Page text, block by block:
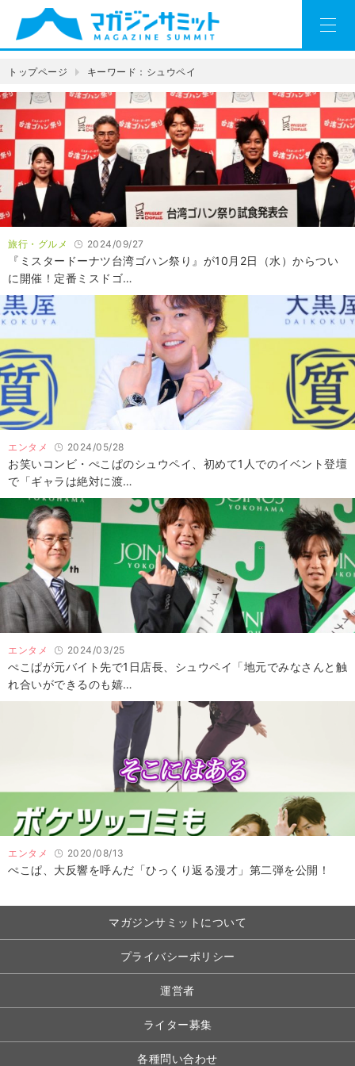
トップページ キーワード：シュウペイ
旅行・グルメ 2024/09/27
『ミスタードーナツ台湾ゴハン祭り』が10月2日（水）からつい
に開催！定番ミスドゴ…
エンタメ 2024/05/28
お笑いコンビ・ぺこぱのシュウペイ、初めて1人でのイベント登壇
で「ギャラは絶対に渡…
エンタメ 2024/03/25
ぺこぱが元バイト先で1日店長、シュウペイ「地元でみなさんと触
れ合いができるのも嬉…
エンタメ 2020/08/13
ぺこぱ、大反響を呼んだ「ひっくり返る漫才」第二弾を公開！
マガジンサミットについて
プライバシーポリシー
運営者
ライター募集
各種問い合わせ